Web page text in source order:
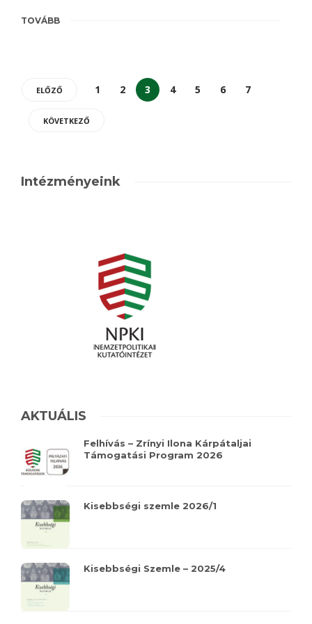
TOVÁBB
ELŐZŐ 1 2 3 4 5 6 7
KÖVETKEZŐ
Intézményeink
AKTUÁLIS
Felhívás – Zrínyi Ilona Kárpátaljai
Támogatási Program 2026
Kisebbségi szemle 2026/1
Kisebbségi Szemle – 2025/4